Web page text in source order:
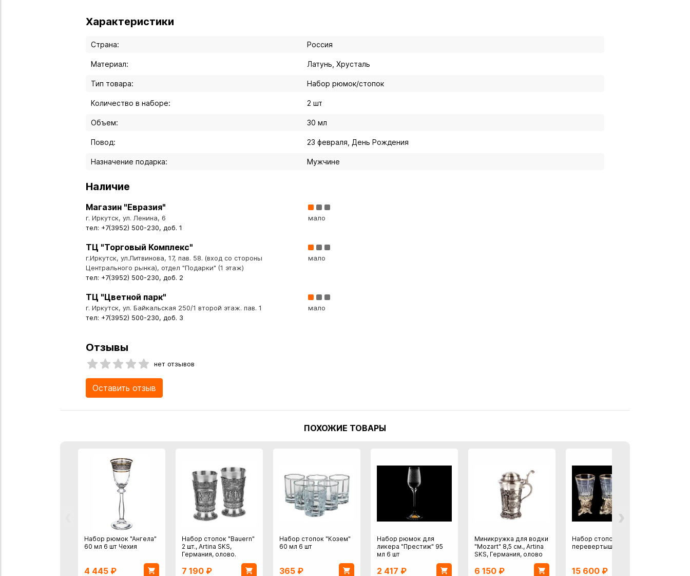
Характеристики
Страна: Россия
Материал: Латунь, Хрусталь
Тип товара: Набор рюмок/стопок
Количество в наборе: 2 шт
Объем: 30 мл
Повод: 23 февраля, День Рождения
Назначение подарка: Мужчине
Наличие
Магазин "Евразия"
г. Иркутск, ул. Ленина, 6
тел: +7(3952) 500-230, доб. 1
мало
ТЦ "Торговый Комплекс"
г.Иркутск, ул.Литвинова, 17, пав. 58. (вход со стороны
Центрального рынка), отдел "Подарки" (1 этаж)
тел: +7(3952) 500-230, доб. 2
мало
ТЦ "Цветной парк"
г. Иркутск, ул. Байкальская 250/1 второй этаж. пав. 1
тел: +7(3952) 500-230, доб. 3
мало
Отзывы
нет отзывов
Оставить отзыв
ПОХОЖИЕ ТОВАРЫ
›
Набор рюмок "Ангела"
60 мл 6 шт Чехия
4 445 ₽
Набор стопок "Bauern"
2 шт., Artina SKS,
Германия, олово.
7 190 ₽
Набор стопок "Козем"
60 мл 6 шт
365 ₽
Набор рюмок для
ликера "Престиж" 95
мл 6 шт
2 417 ₽
Миникружка для водки
"Mozart" 8,5 см., Artina
SKS, Германия, олово
6 150 ₽
Набор стопок-
перевертышей 3 шт
15 600 ₽